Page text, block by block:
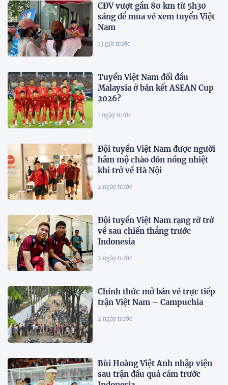
CĐV vượt gần 80 km từ 5h30
sáng để mua vé xem tuyển Việt
Nam
13 giờ trước
Tuyển Việt Nam đối đầu
Malaysia ở bán kết ASEAN Cup
2026?
1 ngày trước
Đội tuyển Việt Nam được người
hâm mộ chào đón nồng nhiệt
khi trở về Hà Nội
2 ngày trước
Đội tuyển Việt Nam rạng rỡ trở
về sau chiến thắng trước
Indonesia
2 ngày trước
Chính thức mở bán vé trực tiếp
trận Việt Nam – Campuchia
2 ngày trước
Bùi Hoàng Việt Anh nhập viện
sau trận đấu quả cảm trước